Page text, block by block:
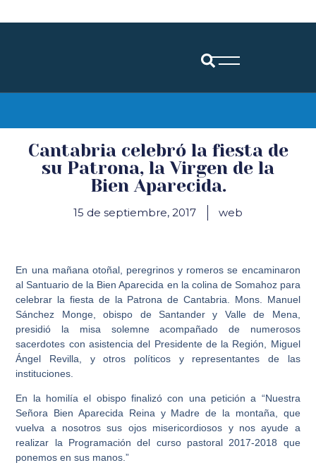
Cantabria celebró la fiesta de
su Patrona, la Virgen de la
Bien Aparecida.
15 de septiembre, 2017 web
En una mañana otoñal, peregrinos y romeros se encaminaron
al Santuario de la Bien Aparecida en la colina de Somahoz para
celebrar la fiesta de la Patrona de Cantabria. Mons. Manuel
Sánchez Monge, obispo de Santander y Valle de Mena,
presidió la misa solemne acompañado de numerosos
sacerdotes con asistencia del Presidente de la Región, Miguel
Ángel Revilla, y otros políticos y representantes de las
instituciones.
En la homilía el obispo finalizó con una petición a “Nuestra
Señora Bien Aparecida Reina y Madre de la montaña, que
vuelva a nosotros sus ojos misericordiosos y nos ayude a
realizar la Programación del curso pastoral 2017-2018 que
ponemos en sus manos.”